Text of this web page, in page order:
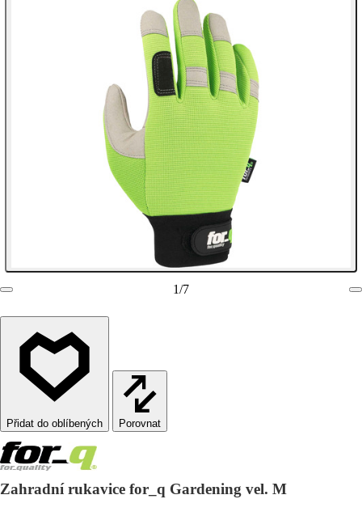
1/7
Porovnat
Zahradní rukavice for_q Gardening vel. M